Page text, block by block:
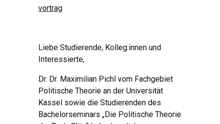
vortrag
Liebe Studierende, Kolleg:innen und
Interessierte,
Dr. Dr. Maximilian Pichl vom Fachgebiet
Politische Theorie an der Universität
Kassel sowie die Studierenden des
Bachelorseminars „Die Politische Theorie